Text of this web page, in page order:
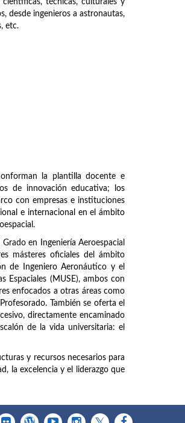
desde ingenieros a astronautas,
etc.
la plantilla docente e
de innovación educativa; los
con empresas e instituciones
e internacional en el ámbito
en Ingeniería Aeroespacial
másteres oficiales del ámbito
de Ingeniero Aeronáutico y el
Espaciales (MUSE), ambos con
enfocados a otras áreas como
También se oferta el
directamente encaminado
de la vida universitaria: el
y recursos necesarios para
la excelencia y el liderazgo que